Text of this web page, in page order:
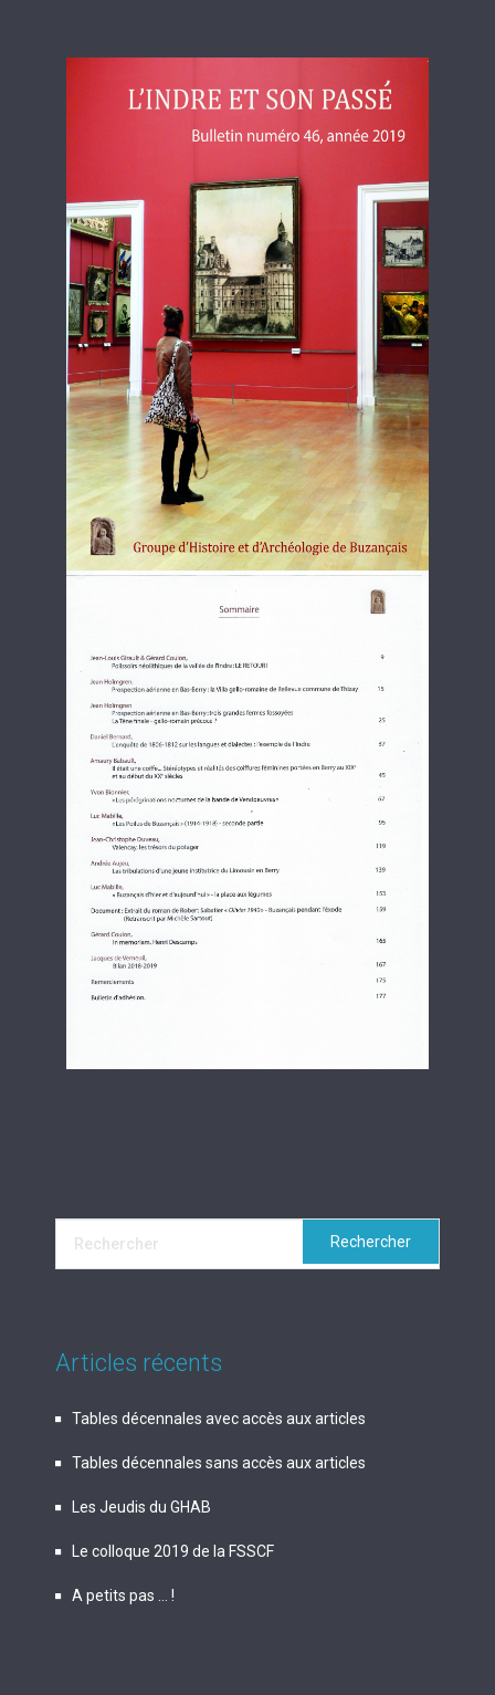
Articles récents
Tables décennales avec accès aux articles
Tables décennales sans accès aux articles
Les Jeudis du GHAB
Le colloque 2019 de la FSSCF
A petits pas … !